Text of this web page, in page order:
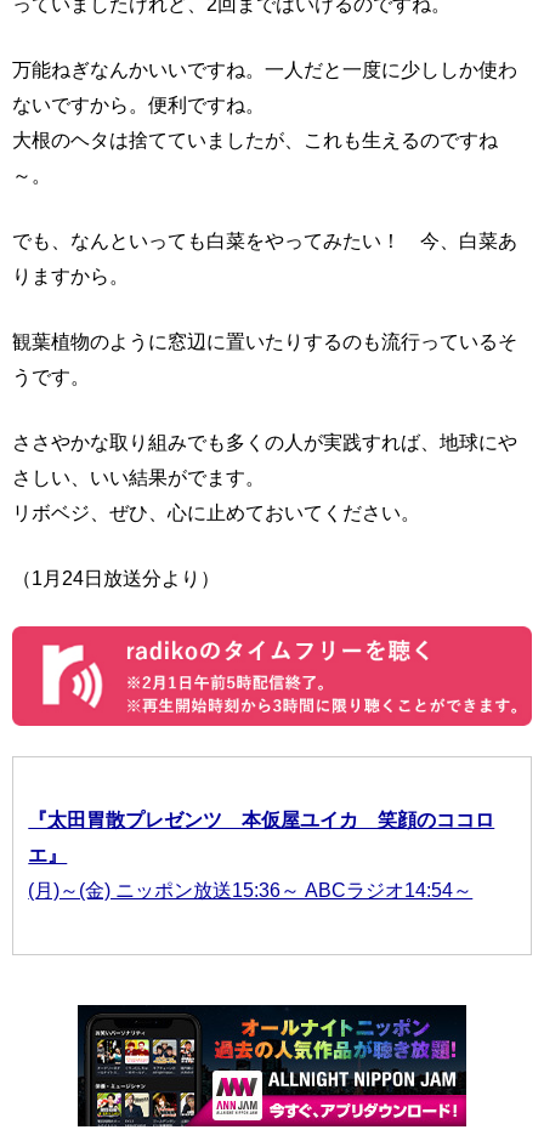
万能ねぎなんかいいですね。一人だと一度に少ししか使わ
ないですから。便利ですね。
大根のヘタは捨てていましたが、これも生えるのですね
～。
でも、なんといっても白菜をやってみたい！ 今、白菜あ
りますから。
観葉植物のように窓辺に置いたりするのも流行っているそ
うです。
ささやかな取り組みでも多くの人が実践すれば、地球にや
さしい、いい結果がでます。
リボベジ、ぜひ、心に止めておいてください。
（1月24日放送分より）
『太田胃散プレゼンツ 本仮屋ユイカ 笑顔のココロ
エ』
(月)～(金) ニッポン放送15:36～ ABCラジオ14:54～